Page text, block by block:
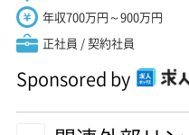
年収700万円～900万円
正社員 / 契約社員
Sponsored by